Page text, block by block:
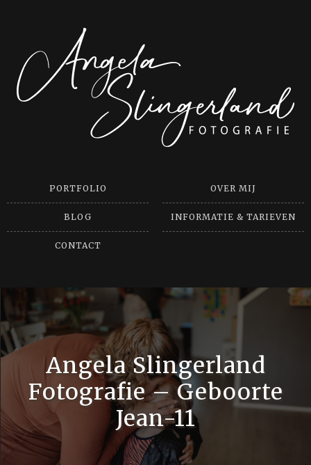
PORTFOLIO OVER MIJ
BLOG INFORMATIE & TARIEVEN
CONTACT
Angela Slingerland
Fotografie – Geboorte
Jean-11